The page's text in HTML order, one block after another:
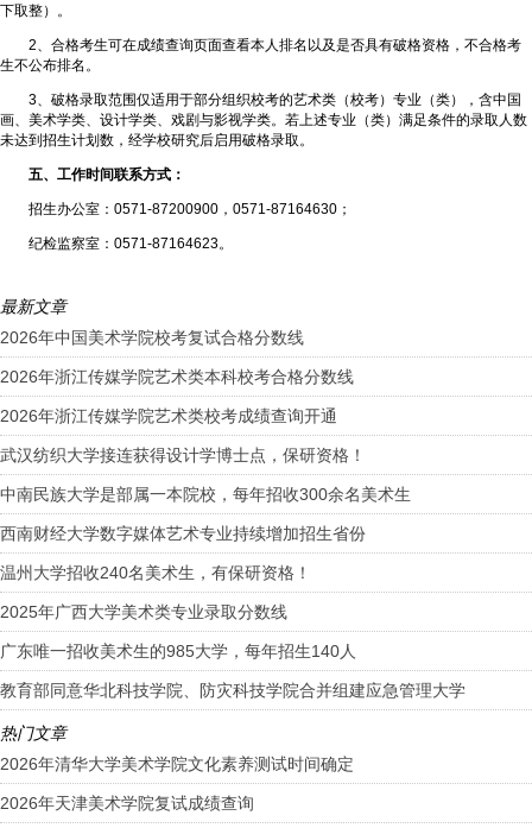
下取整）。
2、合格考生可在成绩查询页面查看本人排名以及是否具有破格资格，不合格考
生不公布排名。
3、破格录取范围仅适用于部分组织校考的艺术类（校考）专业（类），含中国
画、美术学类、设计学类、戏剧与影视学类。若上述专业（类）满足条件的录取人数
未达到招生计划数，经学校研究后启用破格录取。
五、工作时间联系方式：
招生办公室：0571-87200900，0571-87164630；
纪检监察室：0571-87164623。
最新文章
2026年中国美术学院校考复试合格分数线
2026年浙江传媒学院艺术类本科校考合格分数线
2026年浙江传媒学院艺术类校考成绩查询开通
武汉纺织大学接连获得设计学博士点，保研资格！
中南民族大学是部属一本院校，每年招收300余名美术生
西南财经大学数字媒体艺术专业持续增加招生省份
温州大学招收240名美术生，有保研资格！
2025年广西大学美术类专业录取分数线
广东唯一招收美术生的985大学，每年招生140人
教育部同意华北科技学院、防灾科技学院合并组建应急管理大学
热门文章
2026年清华大学美术学院文化素养测试时间确定
2026年天津美术学院复试成绩查询